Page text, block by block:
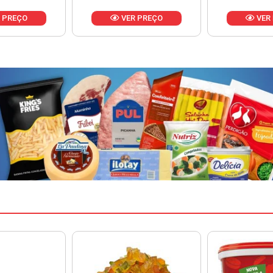
PREÇO VER PREÇO VER